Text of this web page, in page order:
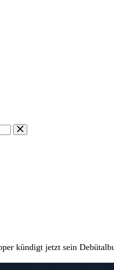
kündigt jetzt sein